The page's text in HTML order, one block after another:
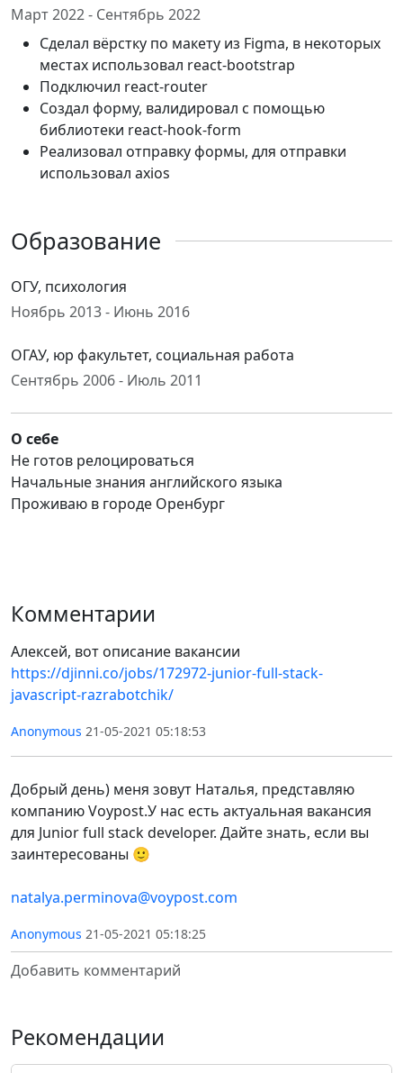
Март 2022 - Сентябрь 2022
Сделал вёрстку по макету из Figma, в некоторых
местах использовал react-bootstrap
Подключил react-router
Создал форму, валидировал с помощью
библиотеки react-hook-form
Реализовал отправку формы, для отправки
использовал axios
Образование
ОГУ, психология
Ноябрь 2013 - Июнь 2016
ОГАУ, юр факультет, социальная работа
Сентябрь 2006 - Июль 2011
О себе
Не готов релоцироваться
Начальные знания английского языка
Проживаю в городе Оренбург
Комментарии
Алексей, вот описание вакансии
https://djinni.co/jobs/172972-junior-full-stack-
javascript-razrabotchik/
Anonymous 21-05-2021 05:18:53
Добрый день) меня зовут Наталья, представляю
компанию Voypost.У нас есть актуальная вакансия
для Junior full stack developer. Дайте знать, если вы
заинтересованы 🙂
natalya.perminova@voypost.com
Anonymous 21-05-2021 05:18:25
Добавить комментарий
Рекомендации